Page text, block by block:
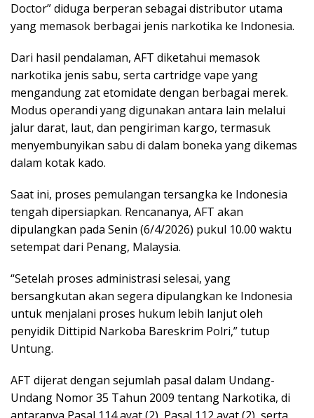
Doctor” diduga berperan sebagai distributor utama
yang memasok berbagai jenis narkotika ke Indonesia.
Dari hasil pendalaman, AFT diketahui memasok
narkotika jenis sabu, serta cartridge vape yang
mengandung zat etomidate dengan berbagai merek.
Modus operandi yang digunakan antara lain melalui
jalur darat, laut, dan pengiriman kargo, termasuk
menyembunyikan sabu di dalam boneka yang dikemas
dalam kotak kado.
Saat ini, proses pemulangan tersangka ke Indonesia
tengah dipersiapkan. Rencananya, AFT akan
dipulangkan pada Senin (6/4/2026) pukul 10.00 waktu
setempat dari Penang, Malaysia.
“Setelah proses administrasi selesai, yang
bersangkutan akan segera dipulangkan ke Indonesia
untuk menjalani proses hukum lebih lanjut oleh
penyidik Dittipid Narkoba Bareskrim Polri,” tutup
Untung.
AFT dijerat dengan sejumlah pasal dalam Undang-
Undang Nomor 35 Tahun 2009 tentang Narkotika, di